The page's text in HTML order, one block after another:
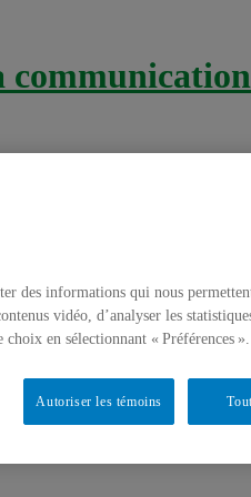
suicide,
des informations qui nous
vidéo, d’analyser les
en sélectionnant « Préférences ».
Autoriser les témoins